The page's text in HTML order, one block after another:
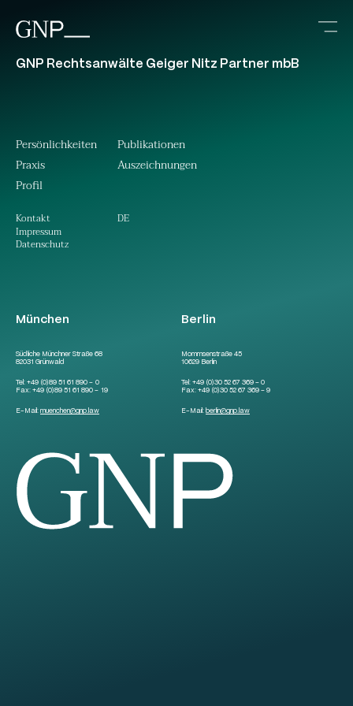
GNP Rechtsanwälte Geiger Nitz Partner mbB
München
Südliche Münchner Straße 68
82031 Grünwald
Tel:+49 (0)89 51 61 890 – 0
Fax:+49 (0)89 51 61 890 – 19
E-Mail:muenchen@gnp.law
Berlin
Mommsenstraße 45
10629 Berlin
Tel: +49 (0)30 52 67 369 – 0
Fax: +49 (0)30 52 67 369 – 9
E-Mail: berlin@gnp.law
Persönlichkeiten
Praxis
Profil
Kontakt
Impressum
Datenschutz
Publikationen
Auszeichnungen
DE